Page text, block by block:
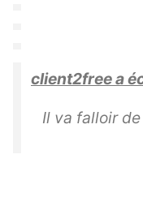
client2free a
Il va falloir